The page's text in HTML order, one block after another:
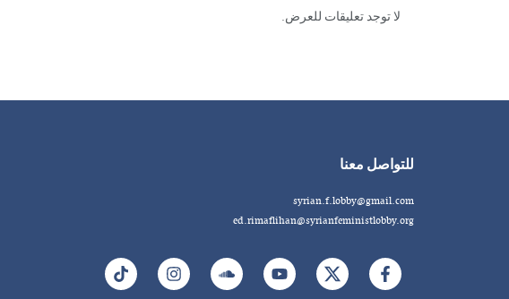
لا توجد تعليقات للعرض.
للتواصل معنا
syrian.f.lobby@gmail.com
ed.rimaflihan@syrianfeministlobby.org